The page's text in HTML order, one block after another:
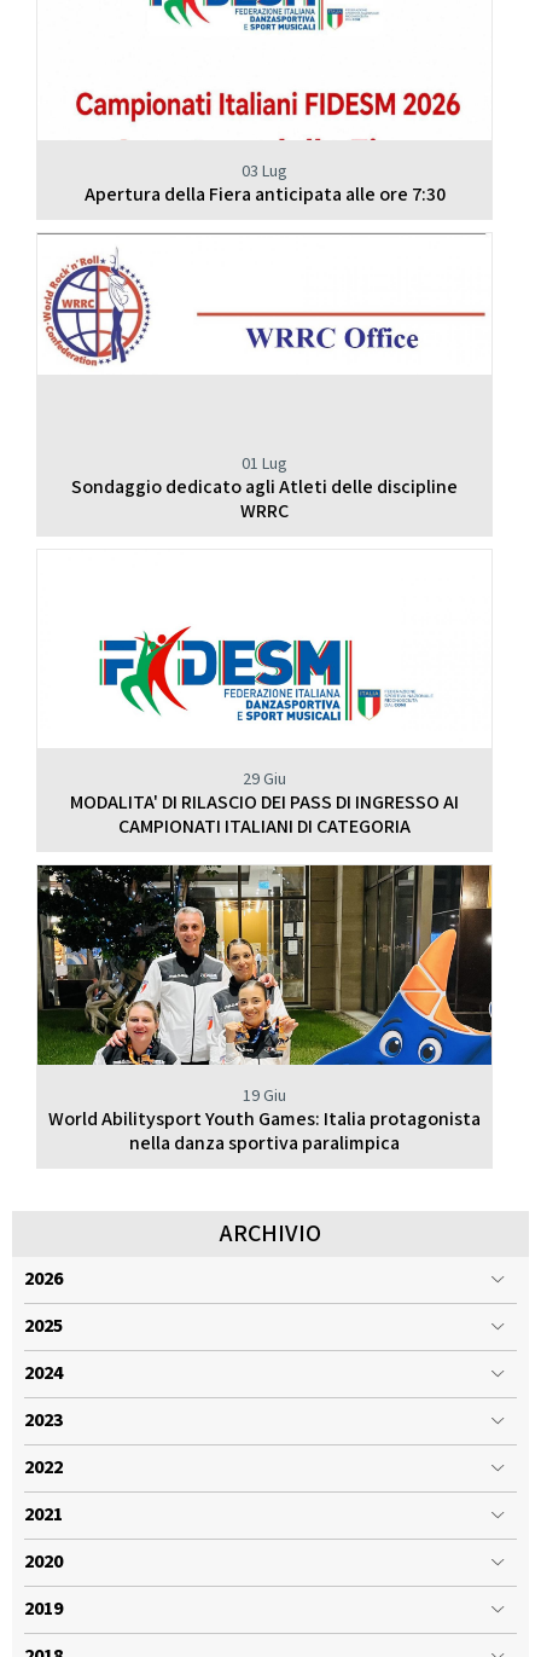
03 Lug
Apertura della Fiera anticipata alle ore 7:30
01 Lug
Sondaggio dedicato agli Atleti delle discipline
WRRC
29 Giu
MODALITA' DI RILASCIO DEI PASS DI INGRESSO AI
CAMPIONATI ITALIANI DI CATEGORIA
19 Giu
World Abilitysport Youth Games: Italia protagonista
nella danza sportiva paralimpica
ARCHIVIO
2026
2025
2024
2023
2022
2021
2020
2019